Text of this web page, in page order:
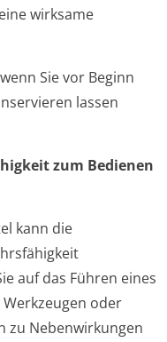
wirksame
Sie vor Beginn
lassen
zum Bedienen
kann die
auf das Führen eines
oder
zu Nebenwirkungen